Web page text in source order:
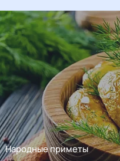
Народные приметы